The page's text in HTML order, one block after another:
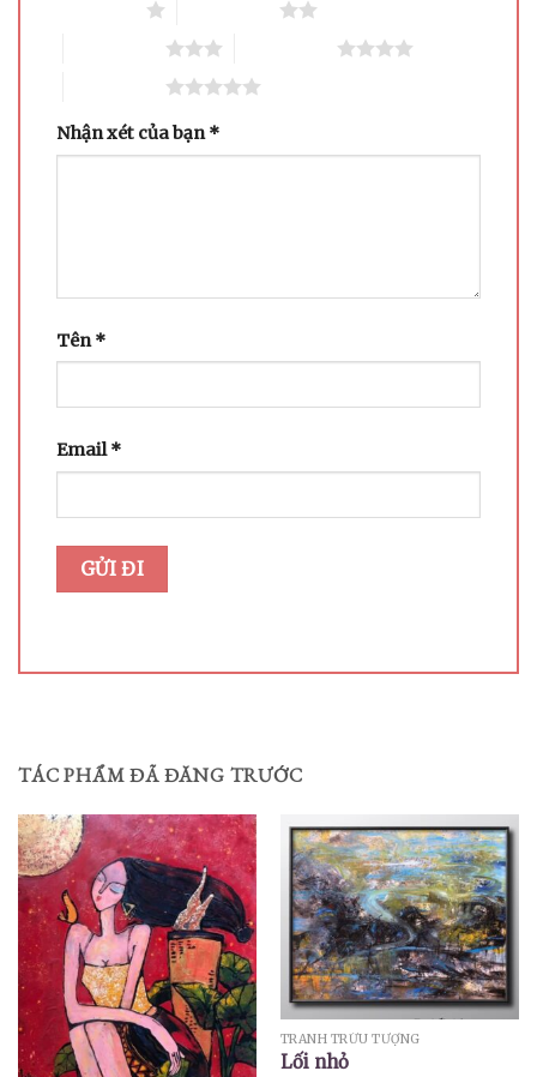
Nhận xét của bạn*
Tên*
Email*
TÁC PHẨM ĐÃ ĐĂNG TRƯỚC
TRANH TRỪU TƯỢNG
Lối nhỏ